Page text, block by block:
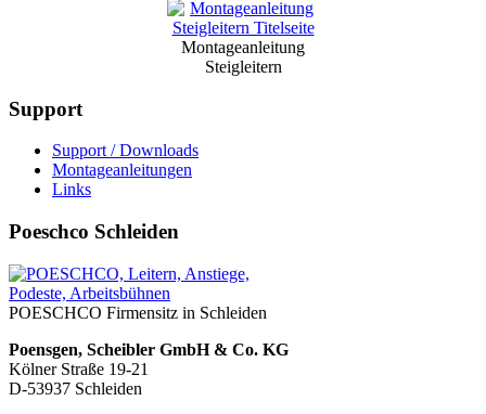
Montageanleitung
Steigleitern
Support
Support / Downloads
Montageanleitungen
Links
Poeschco Schleiden
POESCHCO Firmensitz in Schleiden
Poensgen, Scheibler GmbH & Co. KG
Kölner Straße 19-21
D-53937 Schleiden